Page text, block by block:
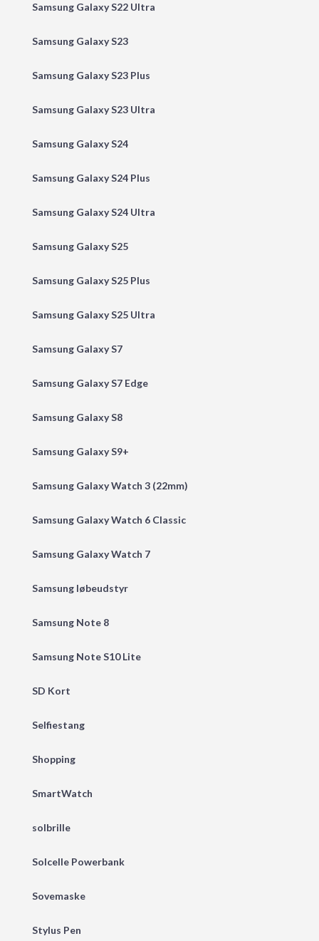
Samsung Galaxy S22 Ultra
Samsung Galaxy S23
Samsung Galaxy S23 Plus
Samsung Galaxy S23 Ultra
Samsung Galaxy S24
Samsung Galaxy S24 Plus
Samsung Galaxy S24 Ultra
Samsung Galaxy S25
Samsung Galaxy S25 Plus
Samsung Galaxy S25 Ultra
Samsung Galaxy S7
Samsung Galaxy S7 Edge
Samsung Galaxy S8
Samsung Galaxy S9+
Samsung Galaxy Watch 3 (22mm)
Samsung Galaxy Watch 6 Classic
Samsung Galaxy Watch 7
Samsung løbeudstyr
Samsung Note 8
Samsung Note S10 Lite
SD Kort
Selfiestang
Shopping
SmartWatch
solbrille
Solcelle Powerbank
Sovemaske
Stylus Pen